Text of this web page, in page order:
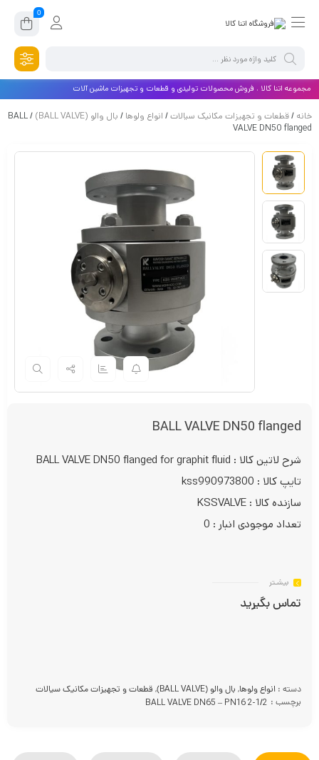
0
مجموعه اتنا کالا ، فروش محصولات تولیدی و قطعات و تجهیزات ماشین آلات
خانه /قطعات و تجهیزات مکانیک سیالات/ انواع ولوها / بال والو (BALL VALVE)
/ BALL
VALVE DN50 flanged
BALL VALVE DN50 flanged
شرح لاتین کالا : BALL VALVE DN50 flanged for graphit fluid
تایپ کالا : kss990973800
سازنده کالا : KSSVALVE
تعداد موجودی انبار : 0
بیشـتر
تماس بگیرید
دسته : انواع ولوها, بال والو (BALL VALVE) , قطعات و تجهیزات مکانیک سیالات
برچسب : BALL VALVE DN65 – PN16 2-1/2